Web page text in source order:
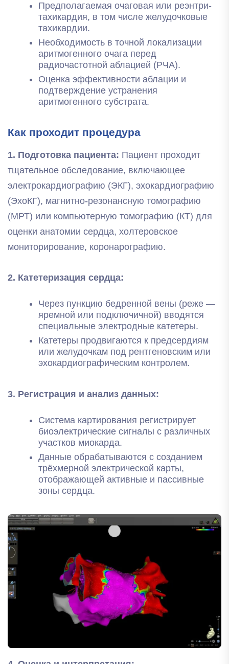
Предполагаемая очаговая или реэнтри-
тахикардия, в том числе желудочковые
тахикардии.
Необходимость в точной локализации
аритмогенного очага перед
радиочастотной аблацией (РЧА).
Оценка эффективности аблации и
подтверждение устранения
аритмогенного субстрата.
Как проходит процедура
1. Подготовка пациента: Пациент проходит
тщательное обследование, включающее
электрокардиографию (ЭКГ), эхокардиографию
(ЭхоКГ), магнитно-резонансную томографию
(МРТ) или компьютерную томографию (КТ) для
оценки анатомии сердца, холтеровское
мониторирование, коронарографию.
2. Катетеризация сердца:
Через пункцию бедренной вены (реже —
яремной или подключичной) вводятся
специальные электродные катетеры.
Катетеры продвигаются к предсердиям
или желудочкам под рентгеновским или
эхокардиографическим контролем.
3. Регистрация и анализ данных:
Система картирования регистрирует
биоэлектрические сигналы с различных
участков миокарда.
Данные обрабатываются с созданием
трёхмерной электрической карты,
отображающей активные и пассивные
зоны сердца.